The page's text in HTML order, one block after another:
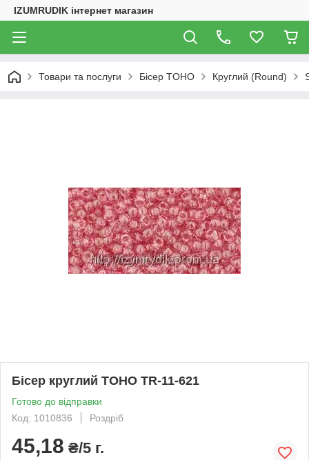
IZUMRUDIK інтернет магазин
Товари та послуги Бісер TOHO Круглий (Round)
Бісер круглий TOHO TR-11-621
Готово до відправки
Код: 1010836
Роздріб
45,18 ₴/5 г.